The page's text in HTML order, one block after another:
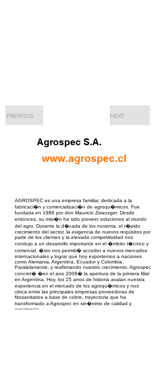
PREVIOUS NEXT
Agrospec S.A.
www.agrospec.cl
AGROSPEC es una empresa familiar, dedicada a la
fabricaci�n y comercializaci�n de agroqu�micos. Fue
fundada en 1986 por don Mauricio Zwanzger. Desde
entonces, su misi�n ha sido proveer soluciones al mundo
del agro. Durante la d�cada de los noventa, el r�pido
crecimiento del sector, la exigencia de nuevos requisitos por
parte de los clientes y la elevada competitividad nos
condujo a un desarrollo importante en el �mbito t�cnico y
comercial. �sto nos permiti� acceder a nuevos mercados
internacionales y lograr que hoy exportemos a naciones
como Alemania, Argentina, Ecuador y Colombia.
Paralelamente, y reafirmando nuestro crecimiento, Agrospec
concret� �en el ano 2009� la apertura de la primera filial
en Argentina. Hoy, los 25 anos de historia avalan nuestra
experiencia en el mercado de los agroqu�micos y nos
ubica entre las principales empresas proveedoras de
fitosanitarios a base de cobre, trayectoria que ha
transformado a Agrospec en sin�nimo de calidad y
excelencia.